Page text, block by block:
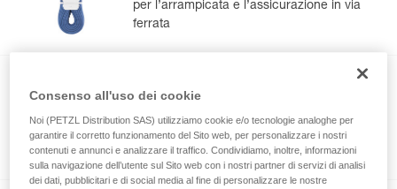
per l’arrampicata e l’assicurazione in via
ferrata
LEAD 9.8 mm CUSTOM
Corda dinamica da 9,8 mm di diametro
per l’arrampicata da primo e in moulinette
Consenso all'uso dei cookie
Noi (PETZL Distribution SAS) utilizziamo cookie e/o tecnologie analoghe per
garantire il corretto funzionamento del Sito web, per personalizzare i nostri
contenuti e annunci e analizzare il traffico. Condividiamo, inoltre, informazioni
sulla navigazione dell’utente sul Sito web con i nostri partner di servizi di analisi
dei dati, pubblicitari e di social media al fine di personalizzare le nostre